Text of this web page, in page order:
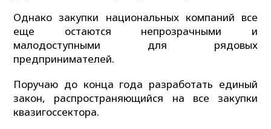
Однако закупки национальных компаний все
еще остаются непрозрачными и
малодоступными для рядовых
предпринимателей.
Поручаю до конца года разработать единый
закон, распространяющийся на все закупки
квазигоссектора.